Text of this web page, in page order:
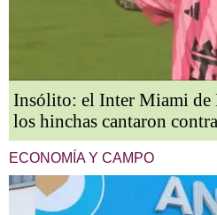
Insólito: el Inter Miami de
los hinchas cantaron
ECONOMÍA Y CAMPO